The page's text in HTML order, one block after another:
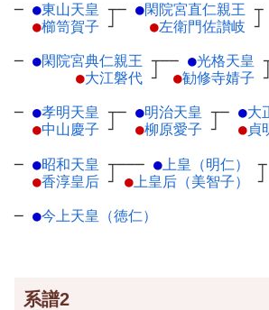
─ ●東山天皇 ┬
●櫛笥賀子 ┘
─ ●閑院宮直仁親王 ┬
●左衛門佐讃岐 ┘
─ ●閑院宮典仁親王 ┬
●大江磐代 ┘
── ●光格天皇
●勧修寺婧子 ┘
─ ●孝明天皇 ┬
●中山慶子 ┘
─ ●明治天皇 ┬
●柳原愛子 ┘
─ ●大
●貞
─ ●昭和天皇 ┬
●香淳皇后 ┘
─── ● 上皇（明仁）
┬
● 上皇后（美智子） ┘
─ ●今上天皇（徳仁）
系譜2